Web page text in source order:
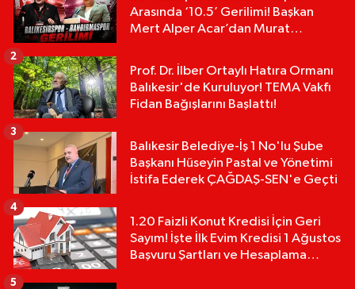
Arasında ‘10.5’ Gerilimi! Başkan
Mert Alper Acar’dan Murat
Prof. Dr. İlber Ortaylı Hatıra Ormanı
Balıkesir'de Kuruluyor! TEMA Vakfı
Fidan Bağışlarını Başlattı!
2
Balıkesir Belediye-İş 1 No'lu Şube
Başkanı Hüseyin Pastal ve Yönetimi
İstifa Ederek ÇAĞDAŞ-SEN'e Geçti
3
1.20 Faizli Konut Kredisi İçin Geri
Sayım! İşte İlk Evim Kredisi 1 Ağustos
Başvuru Şartları ve Hesaplama
4
5